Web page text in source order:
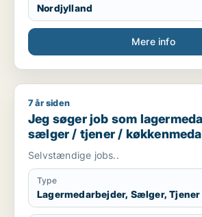
Nordjylland
Mere info
Jeg søger job som
7 år siden
Jeg søger job som
sælger / tjener /
butiksmedarbejder
Selvstændige jobs..
Type
Lagermedarbejder, Sælger, Tjener